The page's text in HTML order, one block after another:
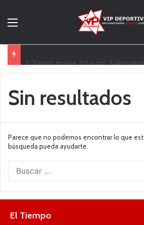
Sin resultados
Parece que no podemos encontrar lo que
búsqueda pueda ayudarte.
El Tiempo